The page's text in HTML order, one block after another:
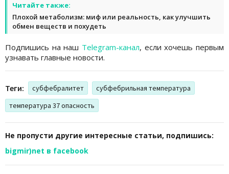
Читайте также:
Плохой метаболизм: миф или реальность, как улучшить
обмен веществ и похудеть
Подпишись на наш Telegram-канал, если хочешь первым
узнавать главные новости.
Теги: субфебралитет
субфебрильная температура
температура 37 опасность
Не пропусти другие интересные статьи, подпишись:
bigmir)net в facebook